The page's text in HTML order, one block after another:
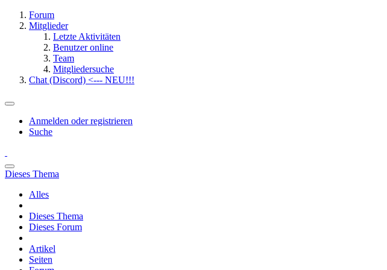
Forum
Mitglieder
Letzte Aktivitäten
Benutzer online
Team
Mitgliedersuche
Chat (Discord) <--- NEU!!!
Anmelden oder registrieren
Suche
Dieses Thema
Alles
Dieses Thema
Dieses Forum
Artikel
Seiten